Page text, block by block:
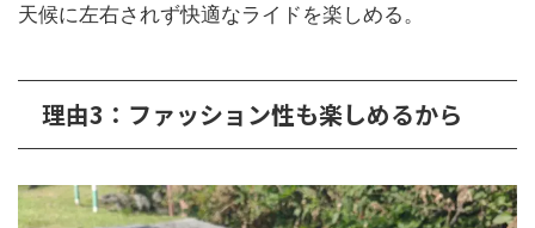
天候に左右されず快適なライドを楽しめる。
理由3：ファッション性も楽しめるから